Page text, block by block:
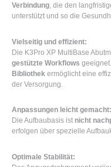
Verbindung, die den
unterstützt und so die
Vielseitig und effizient:
Die K3Pro XP MultiBase
gestützte Workflows
Bibliothek ermöglicht eine
der Versorgung.
Anpassungen leicht gemacht:
Die Aufbaubasis ist nicht
erfolgen über spezielle
Optimale Stabilität: